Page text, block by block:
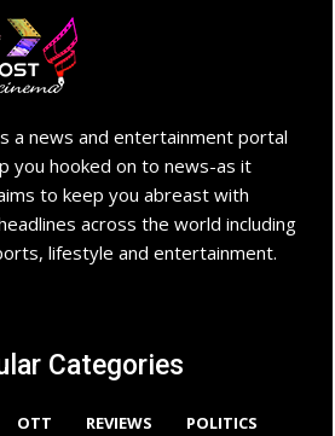
a news and entertainment portal
you hooked on to news-as it
to keep you abreast with
across the world including
lifestyle and entertainment.
Categories
OTT REVIEWS POLITICS